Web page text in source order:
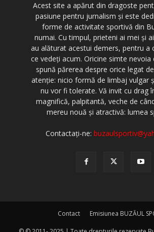
Acest site a apărut din dragoste
pasiune pentru jurnalism şi este
forme de activitate sportivă din
numai. Cu timpul, prieteni ai mei şi
au alăturat acestui demers, pentru a
ce vedeţi acum. Oricine simte nevoia
spună părerea despre orice legat
atenţie: nicio formă de limbaj vulgar
nu vor fi tolerate. Vă invit cu drag
magnifică, palpitantă, veche de
mereu nouă şi atractivă: lumea
Contactați-ne:
Contact Emisiunea BUZĂUL